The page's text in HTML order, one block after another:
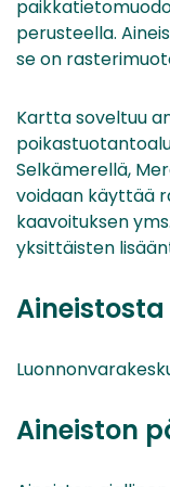
perusteella.
se on
Kartta soveltuu
Selkämerellä,
voidaan käyttää
kaavoituksen
yksittäisten
Aineiston